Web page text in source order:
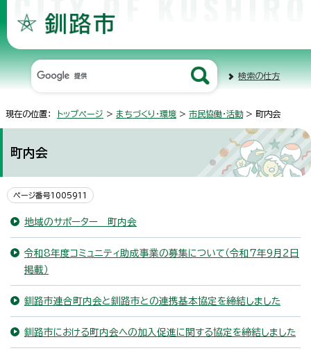
検索の仕方
現在の位置： トップページ > まちづくり・環境 > 市民協働・活動> 町内会
町内会
ページ番号1005911
地域のサポーター 町内会
令和8年度コミュニティ助成事業の募集について（令和7年9月2日
掲載）
釧路市連合町内会と釧路市との連携基本協定を締結しました
釧路市における町内会への加入促進に関する協定を締結しました